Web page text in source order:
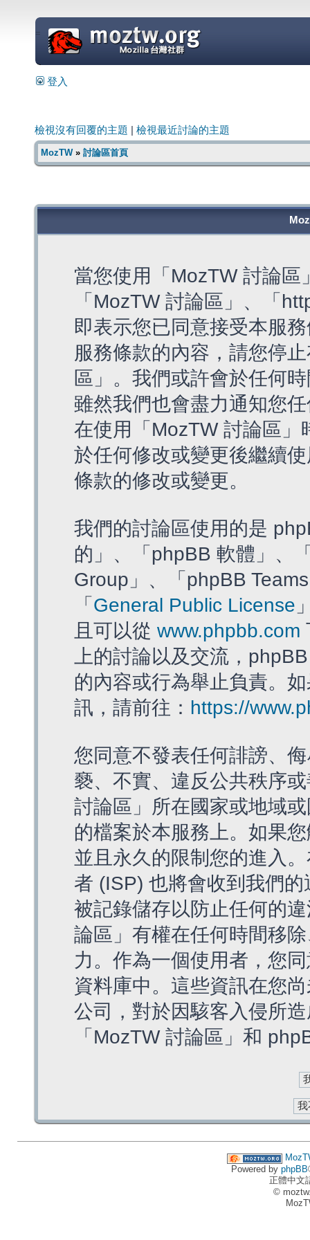
=
登入
檢視沒有回覆的主題 檢視最近討論的主題
MozTW» 討論區首頁
當您使用「MozTW 討論
「MozTW 討論區」、「
即表示您已同意接受本服
服務條款的內容，請您停
區」。我們或許會於任何
雖然我們也會盡力通知您
在使用「MozTW 討論區
於任何修改或變更後繼續
條款的修改或變更。
我們的討論區使用的是
的」、「phpBB 軟體」、
Group」、「phpBB
「 General Public License
且可以從 www.phpbb.com
上的討論以及交流，
的內容或行為舉止負責。
訊，請前往： https://
您同意不發表任何誹謗、
褻、不實、違反公共秩序
討論區」所在國家或地域
的檔案於本服務上。如果
並且永久的限制您的進入
者 (ISP) 也將會收到我們
被記錄儲存以防止任何的
論區」有權在任何時間移
力。作為一個使用者，您
資料庫中。這些資訊在您
公司，對於因駭客入侵所
「MozTW 討論區」和
Powered by phpBB
正體中文
©